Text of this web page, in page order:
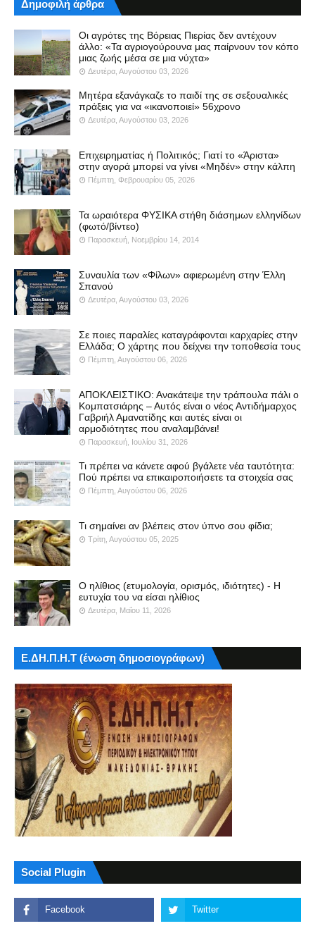
Δημοφιλή άρθρα
Οι αγρότες της Βόρειας Πιερίας δεν αντέχουν
άλλο: «Τα αγριογούρουνα μας παίρνουν τον κόπο
μιας ζωής μέσα σε μια νύχτα»
Δευτέρα, Αυγούστου 03, 2026
Μητέρα εξανάγκαζε το παιδί της σε σεξουαλικές
πράξεις για να «ικανοποιεί» 56χρονο
Δευτέρα, Αυγούστου 03, 2026
Επιχειρηματίας ή Πολιτικός; Γιατί το «Άριστα»
στην αγορά μπορεί να γίνει «Μηδέν» στην κάλπη
Πέμπτη, Φεβρουαρίου 05, 2026
Τα ωραιότερα ΦΥΣΙΚΑ στήθη διάσημων ελληνίδων
(φωτό/βίντεο)
Παρασκευή, Νοεμβρίου 14, 2014
Συναυλία των «Φίλων» αφιερωμένη στην Έλλη
Σπανού
Δευτέρα, Αυγούστου 03, 2026
Σε ποιες παραλίες καταγράφονται καρχαρίες στην
Ελλάδα; Ο χάρτης που δείχνει την τοποθεσία τους
Πέμπτη, Αυγούστου 06, 2026
ΑΠΟΚΛΕΙΣΤΙΚΟ: Ανακάτεψε την τράπουλα πάλι ο
Κομπατσιάρης – Αυτός είναι ο νέος Αντιδήμαρχος
Γαβριήλ Αμανατίδης και αυτές είναι οι
αρμοδιότητες που αναλαμβάνει!
Παρασκευή, Ιουλίου 31, 2026
Τι πρέπει να κάνετε αφού βγάλετε νέα ταυτότητα:
Πού πρέπει να επικαιροποιήσετε τα στοιχεία σας
Πέμπτη, Αυγούστου 06, 2026
Τι σημαίνει αν βλέπεις στον ύπνο σου φίδια;
Τρίτη, Αυγούστου 05, 2025
Ο ηλίθιος (ετυμολογία, ορισμός, ιδιότητες) - Η
ευτυχία του να είσαι ηλίθιος
Δευτέρα, Μαΐου 11, 2026
Ε.ΔΗ.Π.Η.Τ (ένωση δημοσιογράφων)
Social Plugin